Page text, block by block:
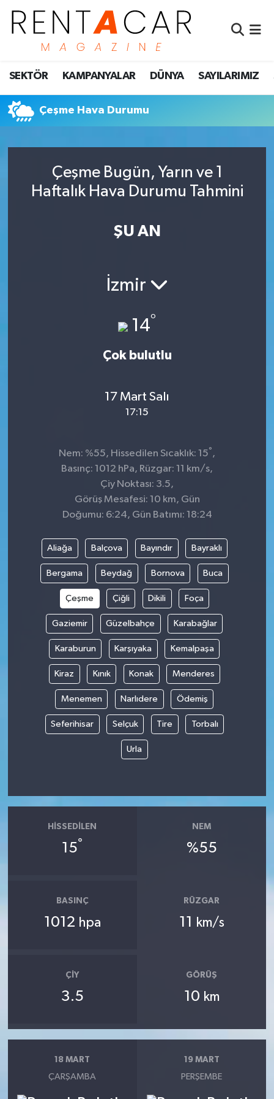
SEKTÖR KAMPANYALAR DÜNYA SAYILARIMIZ
Çeşme Hava Durumu
Çeşme Bugün, Yarın ve 1
Haftalık Hava Durumu Tahmini
ŞU AN
İzmir
14°
Çok bulutlu
17 Mart Salı
17:15
Nem: %55, Hissedilen Sıcaklık: 15° ,
Basınç: 1012 hPa, Rüzgar: 11 km/s,
Çiy Noktası: 3.5,
Görüş Mesafesi: 10 km, Gün
Doğumu: 6:24, Gün Batımı: 18:24
Aliağa Balçova Bayındır Bayraklı
Bergama Beydağ Bornova Buca
Çeşme Çiğli Dikili Foça
Gaziemir Güzelbahçe Karabağlar
Karaburun Karşıyaka Kemalpaşa
Kiraz Kınık Konak Menderes
Menemen Narlıdere Ödemiş
Seferihisar Selçuk Tire Torbalı
Urla
HISSEDILEN
15°
NEM
%55
BASINÇ
1012 hpa
RÜZGAR
11 km/s
ÇIY
3.5
GÖRÜŞ
10 km
18 MART
ÇARŞAMBA
19 MART
PERŞEMBE
İstanbul Nöbetçi Eczaneler
İstanbul Hava Durumu
İstanbul Namaz Vakitleri
Süper Lig Puan Durumu ve Fikstür
Son Dakika Haberleri